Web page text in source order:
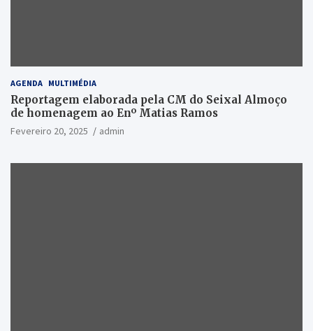
AGENDA MULTIMÉDIA
Reportagem elaborada pela CM do Seixal Almoço
de homenagem ao Enº Matias Ramos
Fevereiro 20, 2025 admin